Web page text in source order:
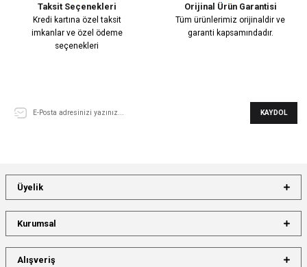
Taksit Seçenekleri
Kredi kartına özel taksit
imkanlar ve özel ödeme
seçenekleri
Orijinal Ürün Garantisi
Tüm ürünlerimiz orijinaldir ve
garanti kapsamındadır.
KAYDOL
Üyelik
Kurumsal
Alışveriş